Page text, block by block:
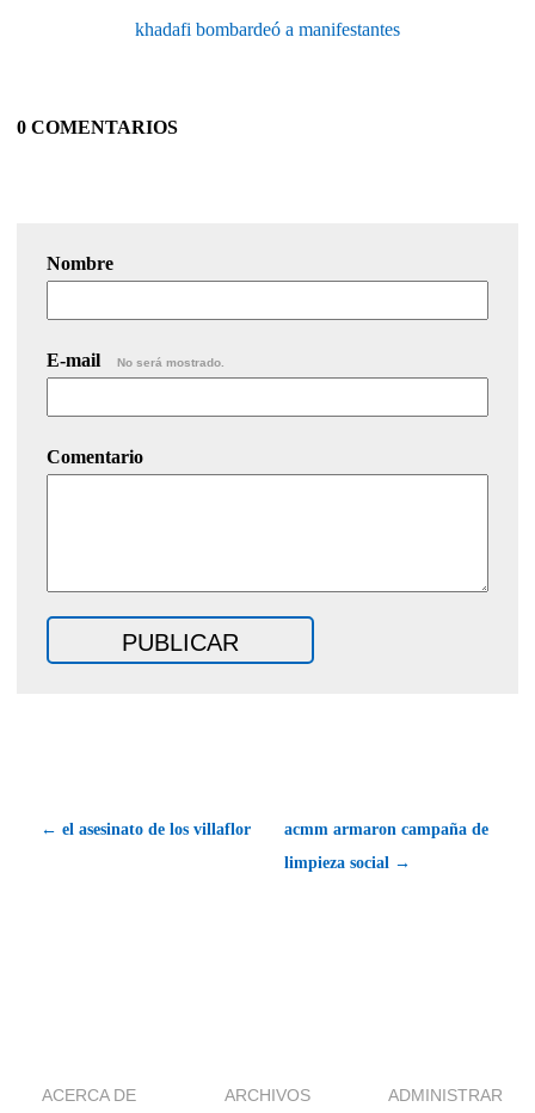
khadafi bombardeó a manifestantes
0 COMENTARIOS
Nombre
E-mail No será mostrado.
Comentario
← el asesinato de los villaflor
acmm armaron campaña de
limpieza social →
ACERCA DE ARCHIVOS ADMINISTRAR